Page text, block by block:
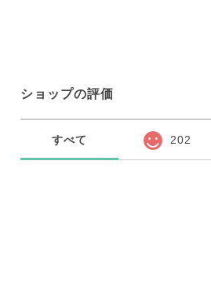
ショップの評価
すべて 202